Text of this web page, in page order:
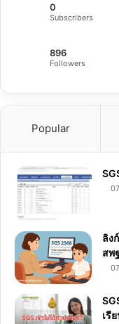
0
Subscribers
896
Followers
Popular
ลิง
สพ
เรี